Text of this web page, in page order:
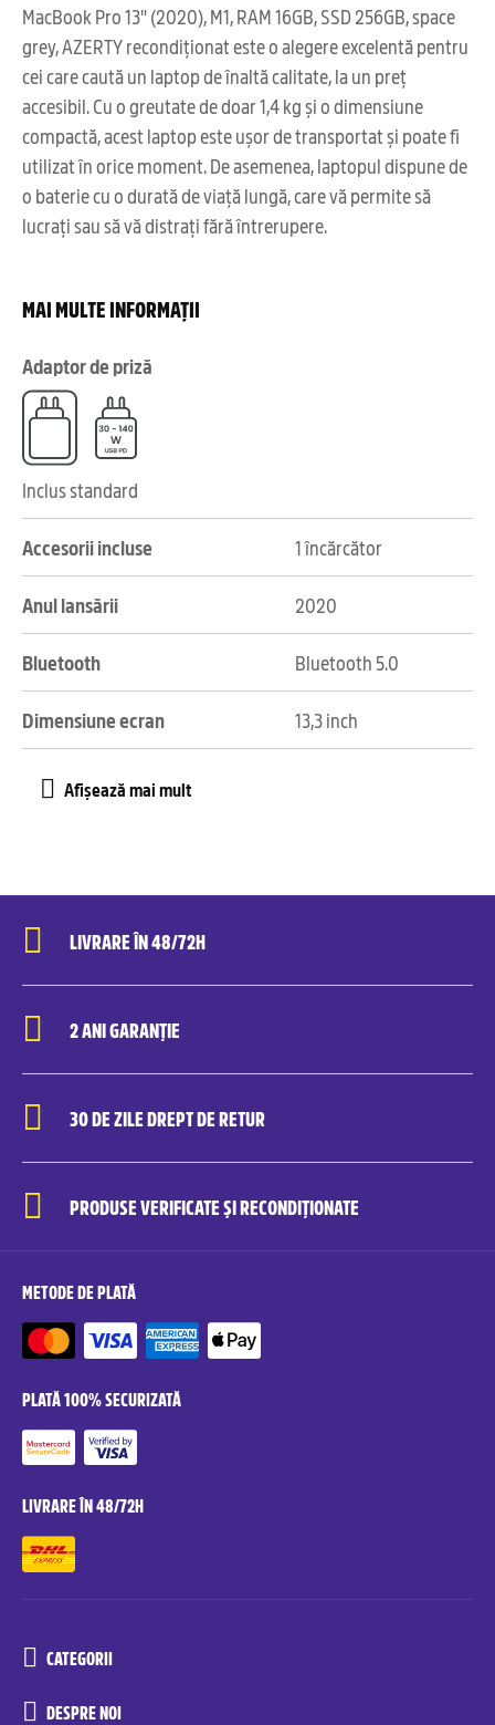
MacBook Pro 13" (2020), M1, RAM 16GB, SSD 256GB, space
grey, AZERTY recondiționat este o alegere excelentă pentru
cei care caută un laptop de înaltă calitate, la un preț
accesibil. Cu o greutate de doar 1,4 kg și o dimensiune
compactă, acest laptop este ușor de transportat și poate fi
utilizat în orice moment. De asemenea, laptopul dispune de
o baterie cu o durată de viață lungă, care vă permite să
lucrați sau să vă distrați fără întrerupere.
MAI MULTE INFORMAȚII
Adaptor de priză
Inclus standard
Accesorii incluse 1 încărcător
Anul lansării 2020
Bluetooth Bluetooth 5.0
Dimensiune ecran 13,3 inch
LIVRARE ÎN 48/72H
2 ANI GARANȚIE
30 DE ZILE DREPT DE RETUR
PRODUSE VERIFICATE ȘI RECONDIȚIONATE
METODE DE PLATĂ
PLATĂ 100% SECURIZATĂ
LIVRARE ÎN 48/72H
CATEGORII
DESPRE NOI